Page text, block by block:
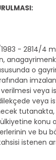
- 2814/4
o
veya
veya
tutanakta,
konu
ve bu
istenen